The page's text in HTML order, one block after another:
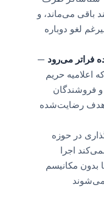
باقی می‌ماند، و
لغو دوباره
فراتر می‌رود —
حریم
فروشندگان
هدف رضایت‌شده
در حوزه
اجرا
بدون مکانیسم
می‌شوند